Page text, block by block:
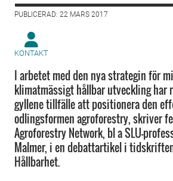
PUBLICERAD: 22 MARS 2017
KONTAKT
I arbetet med den nya strategin för
klimatmässigt hållbar utveckling har
gyllene tillfälle att positionera den
odlingsformen agroforestry, skriver
Agroforestry Network, bl a SLU-
Malmer, i en debattartikel i
Hållbarhet.